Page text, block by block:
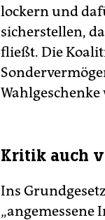
lockern und
sicherstellen,
fließt. Die
Kritik auch
Ins
„angemessene